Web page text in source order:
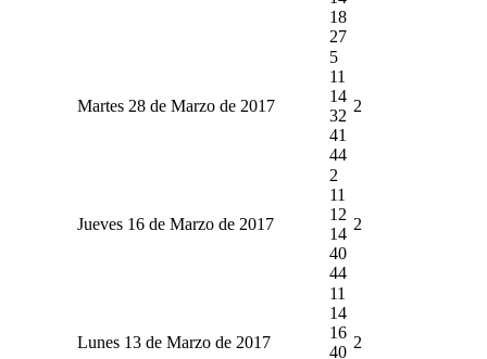
18
27
Martes 28 de Marzo de 2017
5
11
14
32
41
44
2
Jueves 16 de Marzo de 2017
2
11
12
14
40
44
2
Lunes 13 de Marzo de 2017
11
14
16
40
2